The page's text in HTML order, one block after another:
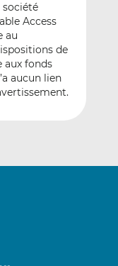
société
Access
au
de
aux fonds
aucun lien